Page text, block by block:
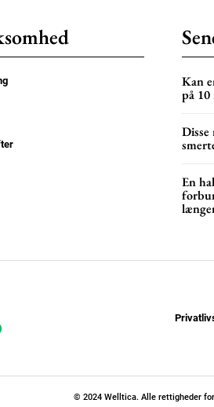
Kan
på
En
© 2024 Welltica. Alle rettigheder